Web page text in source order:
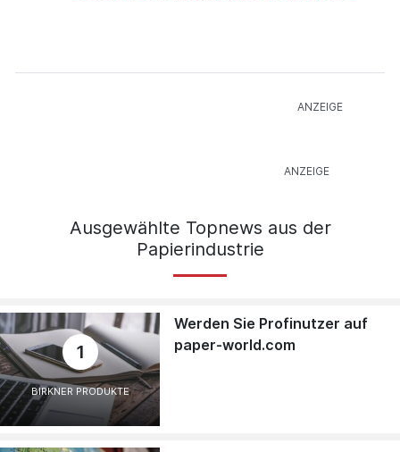
Ausgewählte Topnews aus der
Papierindustrie
1
BIRKNER PRODUKTE
Werden Sie Profinutzer auf
paper-world.com